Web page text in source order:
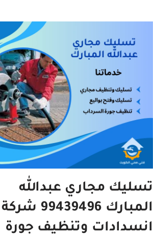
تسليك مجاري عبدالله
المبارك
انسدادات وتنظيف جورة